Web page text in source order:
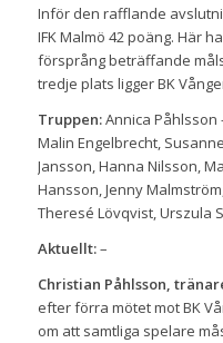
Inför den rafflande
IFK Malmö 42 poäng. Här
försprång beträffande
tredje plats ligger BK
Truppen:Annica Påhlsson
Malin Engelbrecht,
Jansson, Hanna Nilsson,
Hansson, Jenny
Theresé Lövqvist, Urszula
Aktuellt:–
Christian Påhlsson,
efter förra mötet mot BK
om att samtliga spelare